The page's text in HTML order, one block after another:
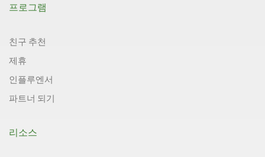
프로그램
친구 추천
제휴
인플루엔서
파트너 되기
리소스